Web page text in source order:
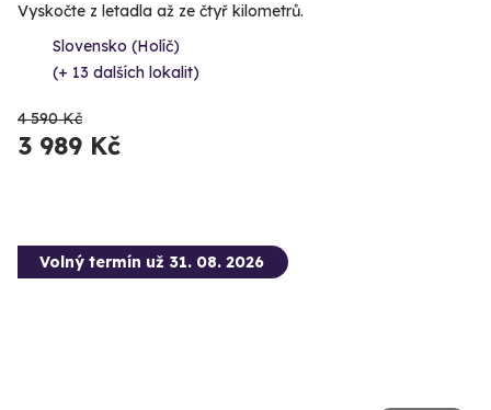
Vyskočte z letadla až ze čtyř kilometrů.
Slovensko (Holíč)
(+ 13 dalších lokalit)
4 590 Kč
3 989 Kč
Volný termín už 31. 08. 2026